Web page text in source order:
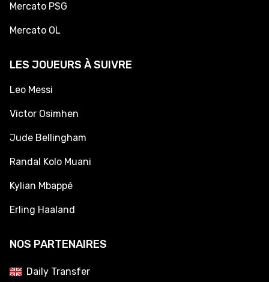
Mercato PSG
Mercato OL
LES JOUEURS À SUIVRE
Leo Messi
Victor Osimhen
Jude Bellingham
Randal Kolo Muani
Kylian Mbappé
Erling Haaland
NOS PARTENAIRES
Daily Transfer